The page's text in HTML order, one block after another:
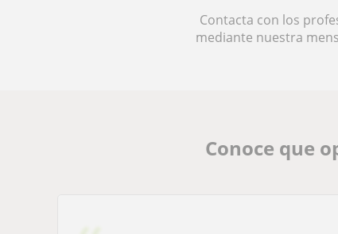
Contacta con los
mediante nuestra
Conoce que